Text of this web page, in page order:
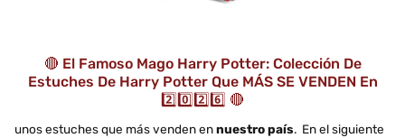
🔴 El Famoso Mago Harry Potter: Colección De
Estuches De Harry Potter Que MÁS SE VENDEN En
2️⃣0️⃣2️⃣6️⃣ 🔴
unos estuches que más venden ennuestro país. En el siguiente